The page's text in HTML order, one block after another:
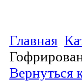
Главная
Вернуться